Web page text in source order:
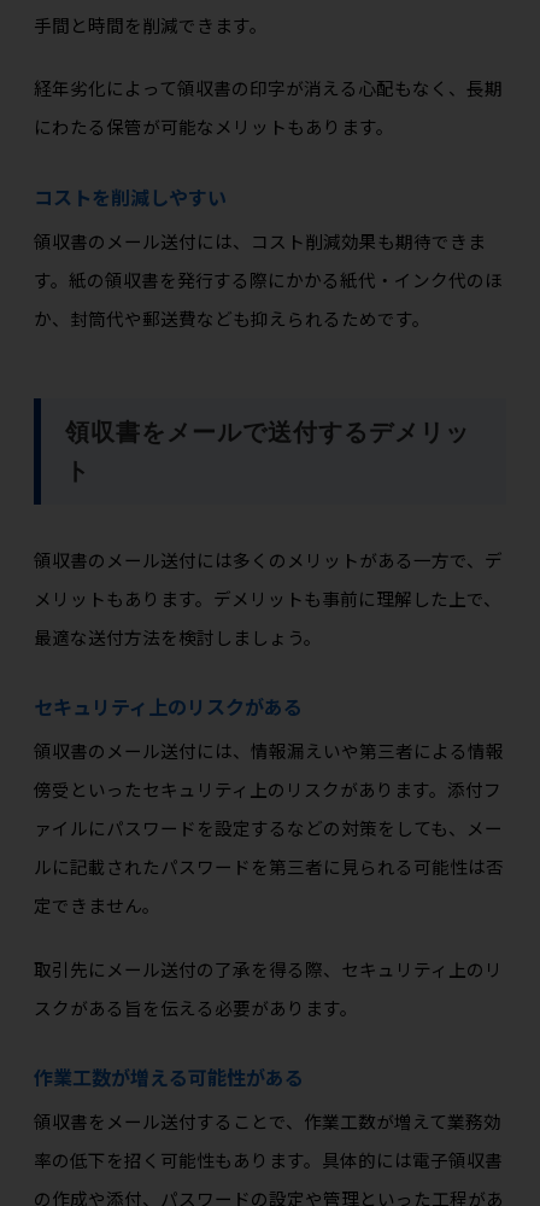
手間と時間を削減できます。
経年劣化によって領収書の印字が消える心配もなく、長期
にわたる保管が可能なメリットもあります。
コストを削減しやすい
領収書のメール送付には、コスト削減効果も期待できま
す。紙の領収書を発行する際にかかる紙代・インク代のほ
か、封筒代や郵送費なども抑えられるためです。
領収書をメールで送付するデメリッ
ト
領収書のメール送付には多くのメリットがある一方で、デ
メリットもあります。デメリットも事前に理解した上で、
最適な送付方法を検討しましょう。
セキュリティ上のリスクがある
領収書のメール送付には、情報漏えいや第三者による情報
傍受といったセキュリティ上のリスクがあります。添付フ
ァイルにパスワードを設定するなどの対策をしても、メー
ルに記載されたパスワードを第三者に見られる可能性は否
定できません。
取引先にメール送付の了承を得る際、セキュリティ上のリ
スクがある旨を伝える必要があります。
作業工数が増える可能性がある
領収書をメール送付することで、作業工数が増えて業務効
率の低下を招く可能性もあります。具体的には電子領収書
の作成や添付、パスワードの設定や管理といった工程があ